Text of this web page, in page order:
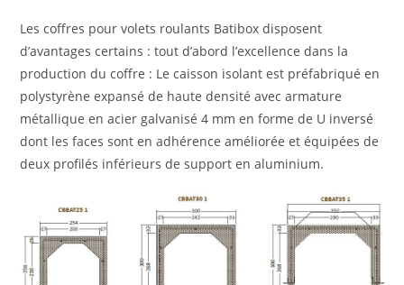
Les coffres pour volets roulants Batibox disposent
d’avantages certains : tout d’abord l’excellence dans la
production du coffre : Le caisson isolant est préfabriqué en
polystyrène expansé de haute densité avec armature
métallique en acier galvanisé 4 mm en forme de U inversé
dont les faces sont en adhérence améliorée et équipées de
deux profilés inférieurs de support en aluminium.